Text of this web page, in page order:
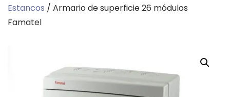
Estancos / Armario de superficie 26 módulos
Famatel